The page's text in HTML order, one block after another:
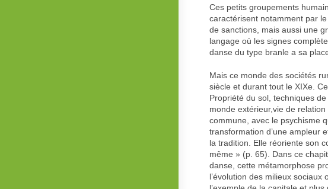
Ces petits groupements
caractérisent notamment par
de sanctions, mais aussi une
langage où les signes
danse du type branle a sa
Mais ce monde des sociétés
siècle et durant tout le XIXe.
Propriété du sol, techniques
monde extérieur,vie de
commune, avec le psychisme
transformation d’une ampleur
la tradition. Elle réoriente son
même » (p. 65). Dans ce
danse, cette métamorphose
l’évolution des milieux